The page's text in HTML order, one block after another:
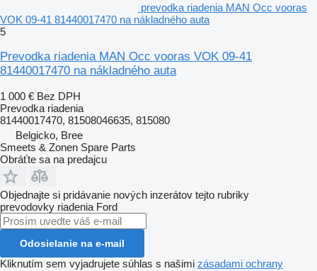
prevodka riadenia MAN Occ vooras
VOK 09-41 81440017470 na nákladného auta
5
Prevodka riadenia MAN Occ vooras VOK 09-41
81440017470 na nákladného auta
1 000 € Bez DPH
Prevodka riadenia
81440017470, 81508046635, 815080
Belgicko, Bree
Smeets & Zonen Spare Parts
Obráťte sa na predajcu
Objednajte si pridávanie nových inzerátov tejto rubriky
prevodovky riadenia Ford
Odosielanie na e-mail
Kliknutím sem vyjadrujete súhlas s našimi zásadami ochrany